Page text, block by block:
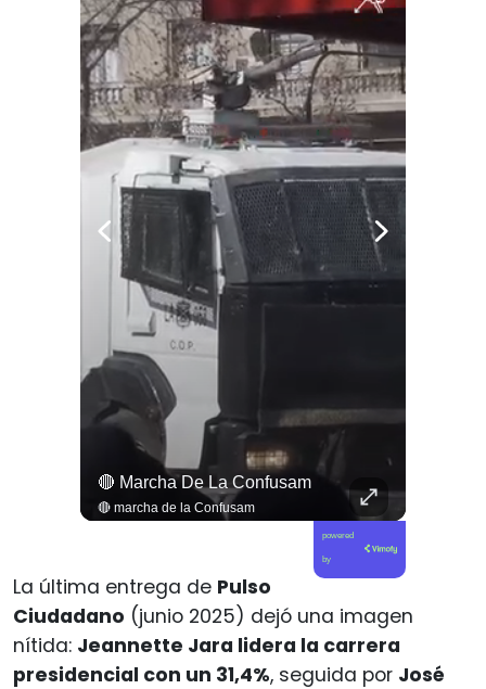
🔴 Marcha De La Confusam
🔴 marcha de la Confusam
powered
by
La última entrega de Pulso
Ciudadano (junio 2025) dejó una imagen
nítida: Jeannette Jara lidera la carrera
presidencial con un 31,4%, seguida por José